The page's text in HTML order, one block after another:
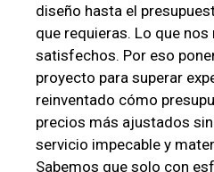
diseño hasta el
que requieras. Lo que
satisfechos. Por eso
proyecto para superar
reinventado cómo
precios más ajustados
servicio impecable y
Sabemos que solo con